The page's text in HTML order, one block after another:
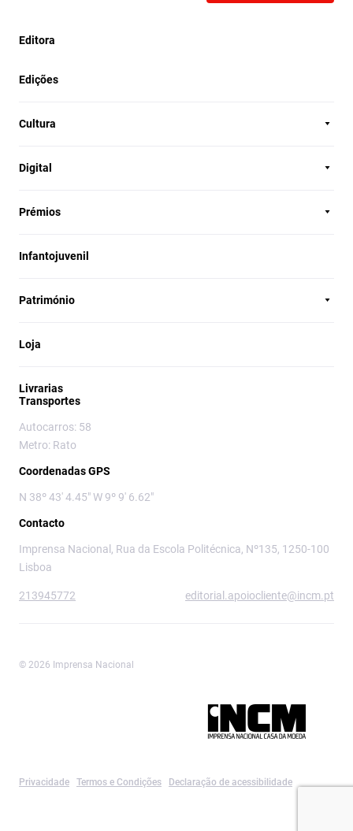
Editora
Edições
Cultura
Digital
Prémios
Infantojuvenil
Património
Loja
Livrarias
Transportes
Autocarros: 58
Metro: Rato
Coordenadas GPS
N 38º 43' 4.45" W 9º 9' 6.62"
Contacto
Imprensa Nacional, Rua da Escola Politécnica, Nº135, 1250-100
Lisboa
213945772 editorial.apoiocliente@incm.pt
© 2026 Imprensa Nacional
Privacidade Termos e Condições Declaração de acessibilidade